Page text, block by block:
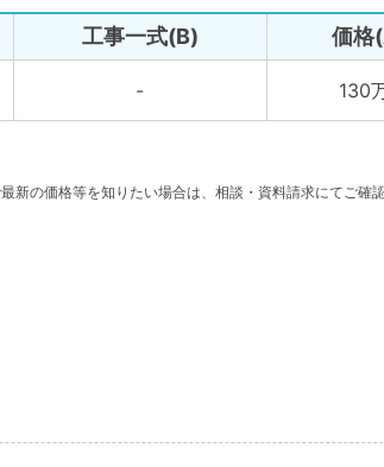
工事一式(B) 価格
- 130
の価格等を知りたい場合は、相談・資料請求にてご確